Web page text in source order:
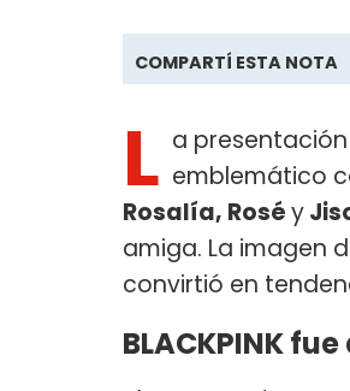
COMPARTÍ ESTA NOTA
L a
emblemático
Rosalía, Roséy
amiga. La imagen
convirtió en
BLACKPINK